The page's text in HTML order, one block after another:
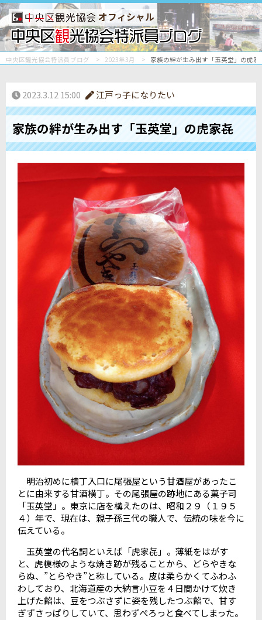
オフィシャル
中央区観光協会特派員ブログ 2023年3月 家族の絆が生み出す「玉英堂」の虎家
2023.3.12 15:00 江戸っ子になりたい
家族の絆が生み出す「玉英堂」の虎家㐂
明治初めに横丁入口に尾張屋という甘酒屋があったこ
とに由来する甘酒横丁。 その尾張屋の跡地にある菓子司
「玉英堂」。 東京に店を構えたのは、昭和２９（１９５
４）年で、現在は、親子孫三代の職人で、伝統の味を今に
伝えている。
玉英堂の代名詞といえば「虎家㐂」。薄紙をはがす
と、虎模様のような焼き跡が残ることから、どらやきな
らぬ、”とらやき”と称している。皮は柔らかくてふわふ
わしており、北海道産の大納言小豆を４日間かけて炊き
上げた餡は、豆をつぶさずに姿を残したつぶ餡で、甘す
ぎずさっぱりしていて、思わずぺろっと食べてしまった。